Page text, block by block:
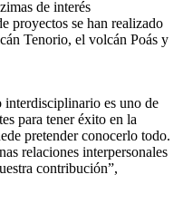
de interés
proyectos se han realizado
Tenorio, el volcán Poás y
interdisciplinario es uno de
para tener éxito en la
pretender conocerlo todo.
relaciones interpersonales
contribución”,